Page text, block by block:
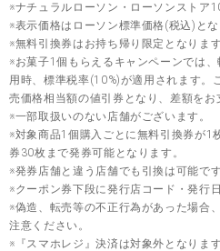
※ナチュラルローソン・ローソンストア
※表示価格はローソン標準価格(税込)とな
※無料引換券はお持ち帰り限定となります
※お菓子1個もらえるキャンペーンでは
用時、標準税率(10%)が適用されます。
売価格相当額の値引券となり、差額をお
※一部取扱いのない店舗がございます。
※対象商品1個購入ごとに無料引換券が1
券30枚まで発券可能となります。
※発券店舗と違う店舗でも引換は可能です
※クーポン券下段に発行店コード・発行
※偽造、転売等の不正行為があった場合
注意ください。
※『スマホレジ』決済は対象外となります